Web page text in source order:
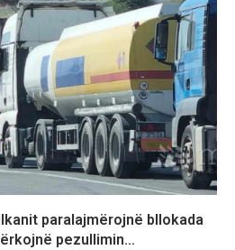
paralajmërojnë bllokada
pezullimin...